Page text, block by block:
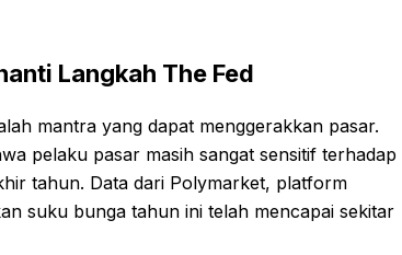
Langkah The Fed
mantra yang dapat menggerakkan pasar.
pelaku pasar masih sangat sensitif terhadap
tahun. Data dari Polymarket, platform
suku bunga tahun ini telah mencapai sekitar